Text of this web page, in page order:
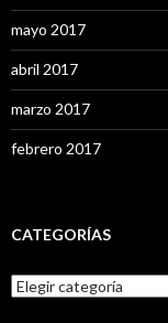
mayo 2017
abril 2017
marzo 2017
febrero 2017
CATEGORÍAS
C
a